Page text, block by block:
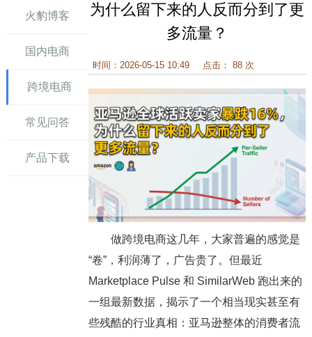
火豹博客
国内电商
跨境电商
常见问答
产品下载
为什么留下来的人反而分到了更
多流量？
时间：2026-05-15 10:49 点击： 88 次
做跨境电商这几年，大家普遍的感觉是
“卷”，利润薄了，广告贵了。但最近
Marketplace Pulse 和 SimilarWeb 跑出来的
一组最新数据，揭示了一个相当现实甚至有
些残酷的行业真相： 亚马逊整体的消费者流